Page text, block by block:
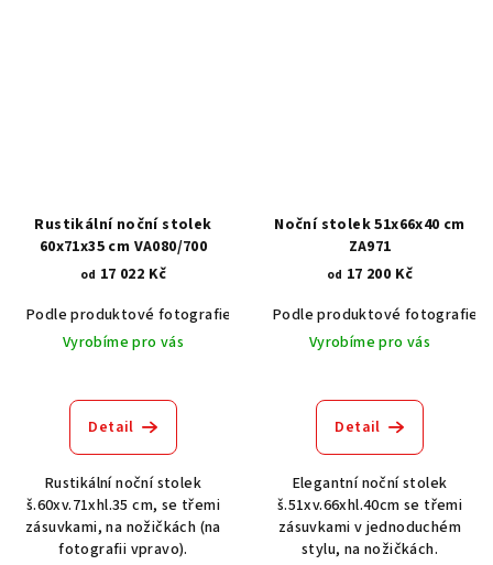
Rustikální noční stolek
60x71x35 cm VA080/700
od 17 022 Kč
Podle produktové fotografie
Akát vintage BT1551
Dub světlý
Vyrobíme pro vás
Detail
Rustikální noční stolek
š.60xv.71xhl.35 cm, se třemi
zásuvkami, na nožičkách (na
fotografii vpravo).
Noční stolek 51x66x40 cm
ZA971
od 17 200 Kč
Podle produktové fotografie
Vyrobíme pro vás
Detail
Elegantní noční stolek
š.51xv.66xhl.40cm se třemi
zásuvkami v jednoduchém
stylu, na nožičkách.